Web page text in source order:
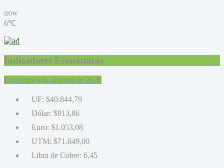
now
6℃
Indicadores Económicos
Domingo 9 de Agosto de 2026
UF: $40.844,79
Dólar: $913,86
Euro: $1.053,08
UTM: $71.649,00
Libra de Cobre: 6,45